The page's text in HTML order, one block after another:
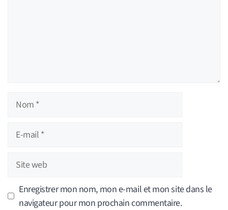
Nom
Site
web
Enregistrer mon nom, mon e-mail et mon site dans le
navigateur pour mon prochain commentaire.